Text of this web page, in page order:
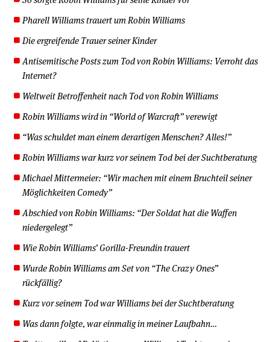
Pharell Williams trauert um Robin Williams
Die ergreifende Trauer seiner Kinder
Antisemitische Posts zum Tod von Robin Williams: Verroht das
Internet?
Weltweit Betroffenheit nach Tod von Robin Williams
Robin Williams wird in “World of Warcraft” verewigt
“Was schuldet man einem derartigen Menschen? Alles!”
Robin Williams war kurz vor seinem Tod bei der Suchtberatung
Michael Mittermeier: “Wir machen mit einem Bruchteil seiner
Möglichkeiten Comedy”
Abschied von Robin Williams: “Der Soldat hat die Waffen
niedergelegt”
Wie Robin Williams’ Gorilla-Freundin trauert
Wurde Robin Williams am Set von “The Crazy Ones”
rückfällig?
Kurz vor seinem Tod war Williams bei der Suchtberatung
Was dann folgte, war einmalig in meiner Laufbahn…